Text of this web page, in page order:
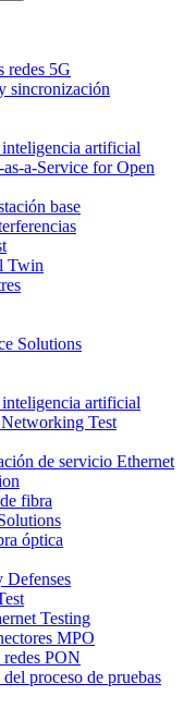
redes 5G
sincronización
artificial
a-Service for Open
base
Twin
Solutions
artificial
Test
de servicio Ethernet
fibra
óptica
Defenses
Testing
MPO
redes PON
proceso de pruebas